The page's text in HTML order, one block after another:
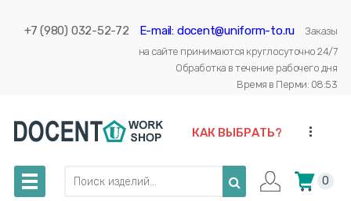
+7 (980) 032-52-72 E-mail: docent@uniform-to.ru
Заказы
на сайте принимаются круглосуточно 24/7
Обработка в течение рабочего дня
Время в Перми: 08:53
КАК ВЫБРАТЬ? ...
0